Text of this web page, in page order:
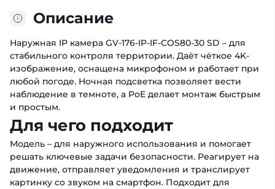
Описание
Наружная IP камера GV-176-IP-IF-COS80-30 SD – для
стабильного контроля территории. Даёт чёткое 4K-
изображение, оснащена микрофоном и работает при
любой погоде. Ночная подсветка позволяет вести
наблюдение в темноте, а PoE делает монтаж быстрым
и простым.
Для чего подходит
Модель – для наружного использования и помогает
решать ключевые задачи безопасности. Реагирует на
движение, отправляет уведомления и транслирует
картинку со звуком на смартфон. Подходит для